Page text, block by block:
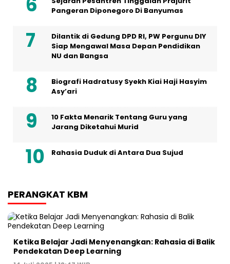
Pangeran Diponegoro Di Banyumas
Dilantik di Gedung DPD RI, PW Pergunu DIY
Siap Mengawal Masa Depan Pendidikan
NU dan Bangsa
Biografi Hadratusy Syekh Kiai Haji Hasyim
Asy’ari
10 Fakta Menarik Tentang Guru yang
Jarang Diketahui Murid
Rahasia Duduk di Antara Dua Sujud
PERANGKAT KBM
Ketika Belajar Jadi Menyenangkan: Rahasia di Balik
Pendekatan Deep Learning